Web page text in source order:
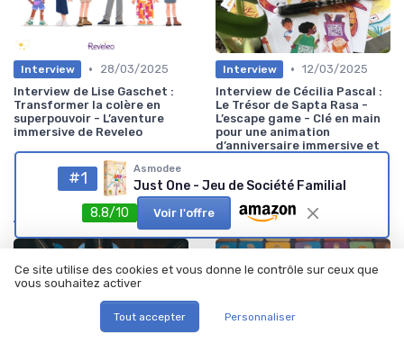
#1 Asmodee
Just One - Jeu de Société Familial
8.8/10
Voir l'offre
Interview •
28/03/2025
Interview de Lise Gaschet :
Transformer la colère en
superpouvoir - L’aventure
immersive de Reveleo
Interview • 12/03/2025
Interview de Cécilia Pascal :
Le Trésor de Sapta Rasa -
L’escape game - Clé en main
pour une animation
d’anniversaire immersive et
Les plus lus
Ce site utilise des cookies et vous donne le contrôle sur ceux que
vous souhaitez activer
Tout accepter Personnaliser